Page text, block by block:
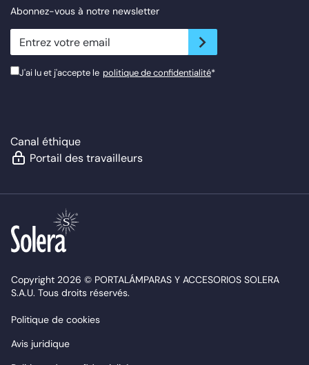
Abonnez-vous à notre newsletter
newsletter.suscribe
J'ai lu et j'accepte le politique de confidentialité*
Canal éthique
Portail des travailleurs
Copyright 2026 © PORTALÁMPARAS Y ACCESORIOS SOLERA
S.A.U. Tous droits réservés.
Politique de cookies
Avis juridique